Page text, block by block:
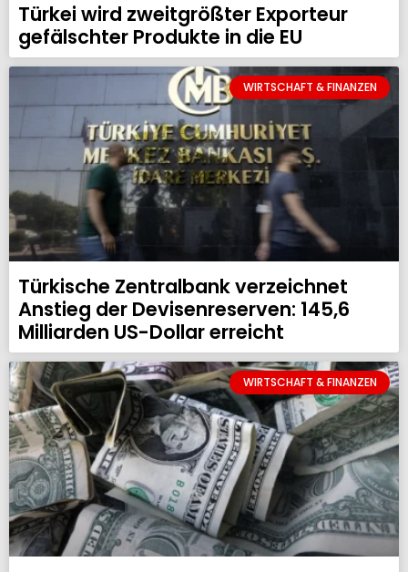
Türkei wird zweitgrößter Exporteur
gefälschter Produkte in die EU
WIRTSCHAFT & FINANZEN
Türkische Zentralbank verzeichnet
Anstieg der Devisenreserven: 145,6
Milliarden US-Dollar erreicht
WIRTSCHAFT & FINANZEN